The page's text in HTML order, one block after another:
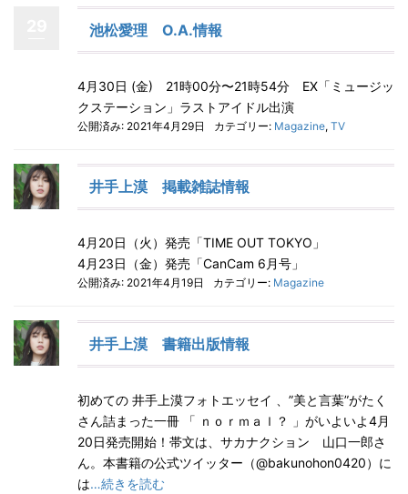
池松愛理 O.A.情報
4月30日 (金) 21時00分〜21時54分 EX「ミュージッ
クステーション」ラストアイドル出演
公開済み: 2021年4月29日 カテゴリー: Magazine, TV
井手上漠 掲載雑誌情報
4月20日（火）発売「TIME OUT TOKYO」
4月23日（金）発売「CanCam 6月号」
公開済み: 2021年4月19日 カテゴリー: Magazine
井手上漠 書籍出版情報
初めての 井手上漠フォトエッセイ 、”美と言葉”がたく
さん詰まった一冊 「 ｎｏｒｍａｌ？ 」がいよいよ4月
20日発売開始！帯文は、サカナクション 山口一郎さ
ん。本書籍の公式ツイッター（@bakunohon0420）に
は…続きを読む